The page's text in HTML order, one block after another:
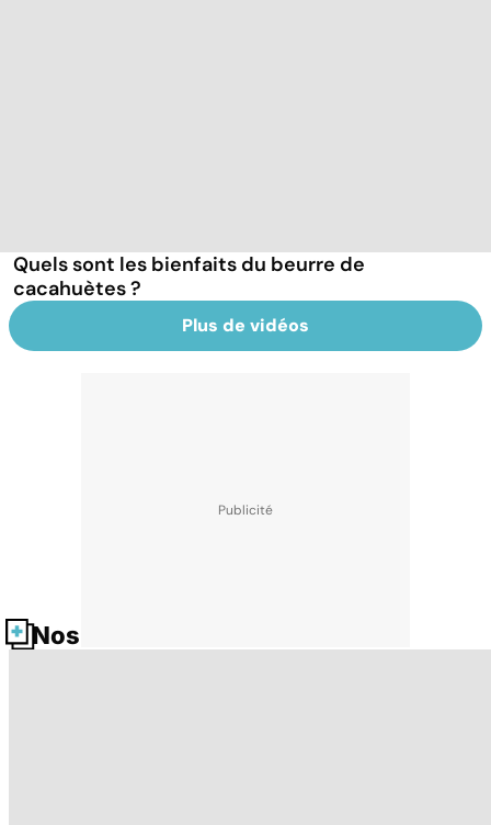
Quels sont les bienfaits du beurre de
cacahuètes ?
Plus de vidéos
Nos fiches santé